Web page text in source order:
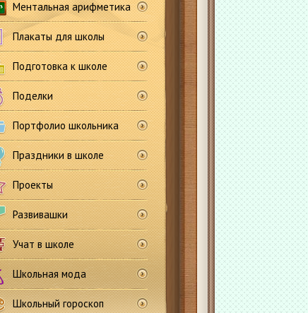
Ментальная арифметика
Плакаты для школы
Подготовка к школе
Поделки
Портфолио школьника
Праздники в школе
Проекты
Развивашки
Учат в школе
Школьная мода
Школьный гороскоп